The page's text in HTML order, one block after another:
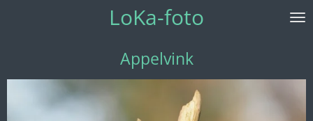
hoofdinhoud
LoKa-foto
Appelvink